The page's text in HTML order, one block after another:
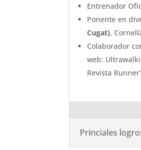
Entrenador
Ponente en
Cugat),
Colaborador
web:
Revista
Princiales